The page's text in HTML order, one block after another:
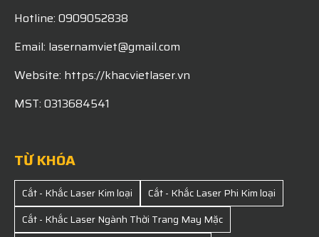
Hotline: 0909052838
Email: lasernamviet@gmail.com
Website: https://khacvietlaser.vn
MST: 0313684541
TỪ KHÓA
Cắt - Khắc Laser Kim loại
Cắt - Khắc Laser Phi Kim loại
Cắt - Khắc Laser Ngành Thời Trang May Mặc